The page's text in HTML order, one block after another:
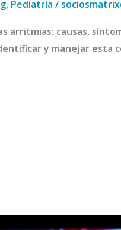
, Pediatría /
arritmias: causas,
y manejar esta